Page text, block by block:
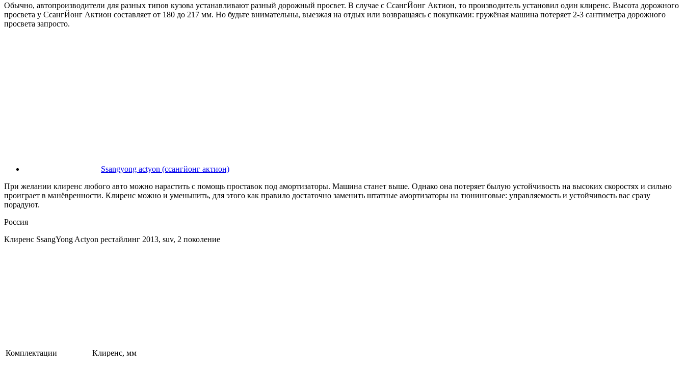
Обычно, автопроизводители для разных типов кузова устанавливают разный дорожный просвет. В случае с СсангЙонг Актион, то производитель установил один клиренс. Высота дорожного
просвета у СсангЙонг Актион составляет от 180 до 217 мм. Но будьте внимательны, выезжая на отдых или возвращаясь с покупками: гружёная машина потеряет 2-3 сантиметра дорожного
просвета запросто.
Ssangyong actyon (ссангйонг актион)
При желании клиренс любого авто можно нарастить с помощь проставок под амортизаторы. Машина станет выше. Однако она потеряет былую устойчивость на высоких скоростях и сильно
проиграет в манёвренности. Клиренс можно и уменьшить, для этого как правило достаточно заменить штатные амортизаторы на тюнинговые: управляемость и устойчивость вас сразу
порадуют.
Россия
Клиренс SsangYong Actyon рестайлинг 2013, suv, 2 поколение
Комплектации Клиренс, мм